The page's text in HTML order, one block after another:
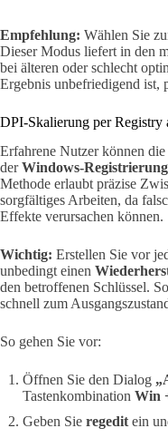
Empfehlung: Wählen Sie
Dieser Modus liefert in den
bei älteren oder schlecht
Ergebnis unbefriedigend ist,
DPI-Skalierung per Registry
Erfahrene Nutzer können
derWindows-
Methode erlaubt präzise
sorgfältiges Arbeiten, da
Effekte verursachen können.
Wichtig: Erstellen Sie vor
unbedingt einen
den betroffenen Schlüssel.
schnell zum
So gehen Sie vor:
Öffnen Sie den Dialog
Tastenkombination Win
Geben Sie regedit ein